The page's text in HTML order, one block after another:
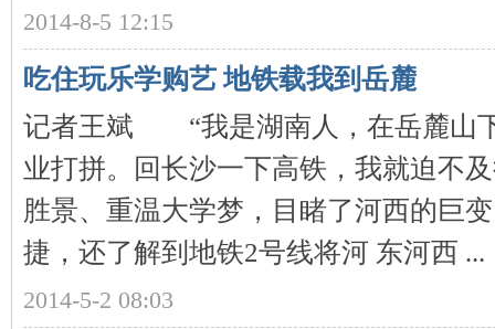
史
2014-8-5 12:15
吃住玩乐学购艺 地铁载我到岳麓
记者王斌 “我是湖南人，在岳麓山
业打拼。回长沙一下高铁，我就迫不
胜景、重温大学梦，目睹了河西的巨
捷，还了解到地铁2号线将河 东河西 ...
2014-5-2 08:03